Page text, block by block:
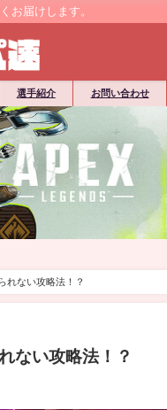
お届けします。
選手紹介 お問い合わせ
れない攻略法！？
ない攻略法！？